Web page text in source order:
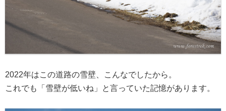
2022年はこの道路の雪壁、こんなでしたから。
これでも「雪壁が低いね」と言っていた記憶があります。